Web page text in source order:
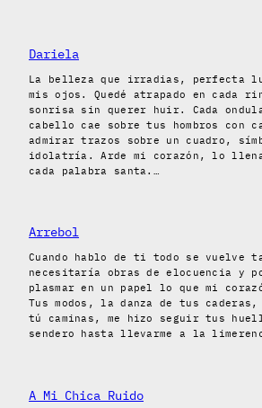
Dariela
La belleza que irradias, perfecta
mis ojos. Quedé atrapado en cada
sonrisa sin querer huir. Cada
cabello cae sobre tus hombros con
admirar trazos sobre un cuadro,
idolatría. Arde mi corazón, lo
cada palabra santa.…
Arrebol
Cuando hablo de ti todo se vuelve
necesitaría obras de elocuencia y
plasmar en un papel lo que mi
Tus modos, la danza de tus caderas,
tú caminas, me hizo seguir tus
sendero hasta llevarme a la
A Mi Chica Ruido